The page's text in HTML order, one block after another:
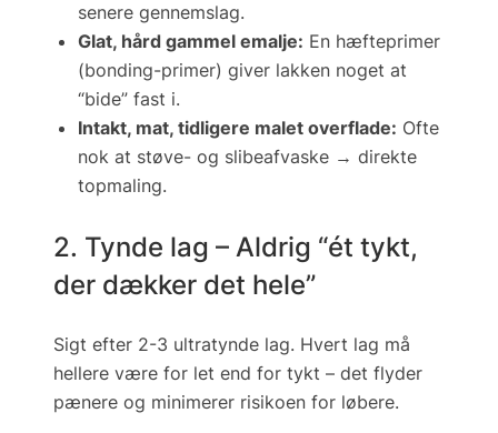
senere gennemslag.
Glat, hård gammel emalje: En hæfteprimer
(bonding-primer) giver lakken noget at
“bide” fast i.
Intakt, mat, tidligere malet overflade: Ofte
nok at støve- og slibeafvaske → direkte
topmaling.
2. Tynde lag – Aldrig “ét tykt,
der dækker det hele”
Sigt efter 2-3 ultratynde lag. Hvert lag må
hellere være for let end for tykt – det flyder
pænere og minimerer risikoen for løbere.